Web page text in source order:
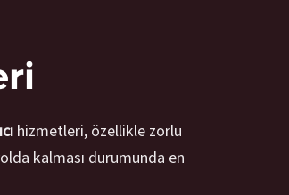
hizmetleri, özellikle zorlu
kalması durumunda en